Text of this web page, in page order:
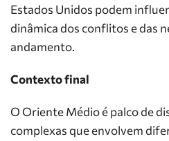
Estados Unidos podem
dinâmica dos conflitos e das
andamento.
Contexto final
O Oriente Médio é palco de
complexas que envolvem